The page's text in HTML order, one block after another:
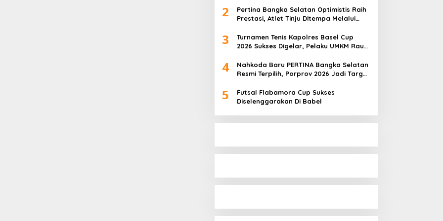
2
Pertina Bangka Selatan Optimistis Raih
Prestasi, Atlet Tinju Ditempa Melalui
3
Turnamen Tenis Kapolres Basel Cup
2026 Sukses Digelar, Pelaku UMKM Raup
4
Nahkoda Baru PERTINA Bangka Selatan
Resmi Terpilih, Porprov 2026 Jadi Target
5
Futsal Flabamora Cup Sukses
Diselenggarakan Di Babel